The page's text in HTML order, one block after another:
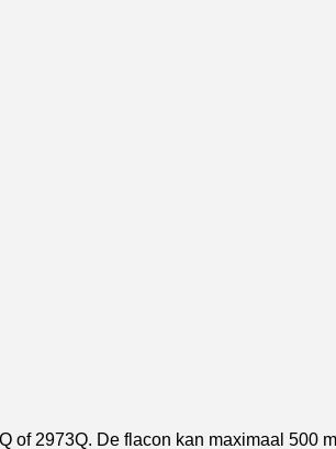
2973Q. De flacon kan maximaal 500